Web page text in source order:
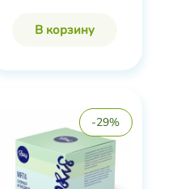
В корзину
-29%